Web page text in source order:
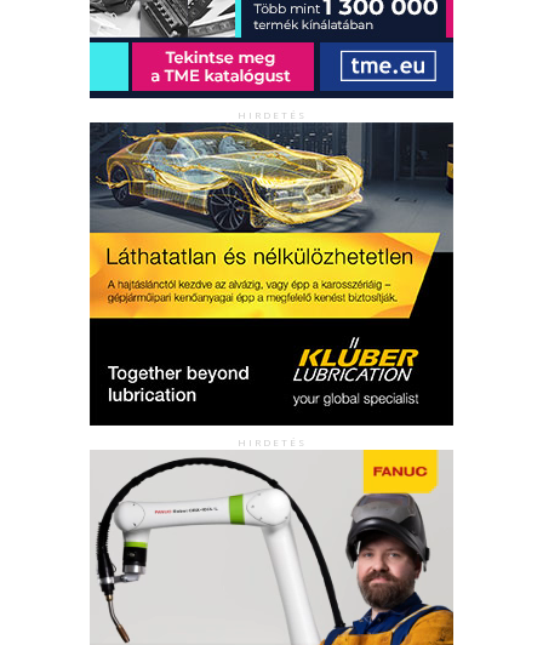
HIRDETÉS
HIRDETÉS